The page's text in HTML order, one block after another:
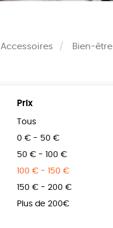
Accessoires Bien-être
Prix
Tous
0 € - 50 €
50 € - 100 €
100 € - 150 €
150 € - 200 €
Plus de 200€